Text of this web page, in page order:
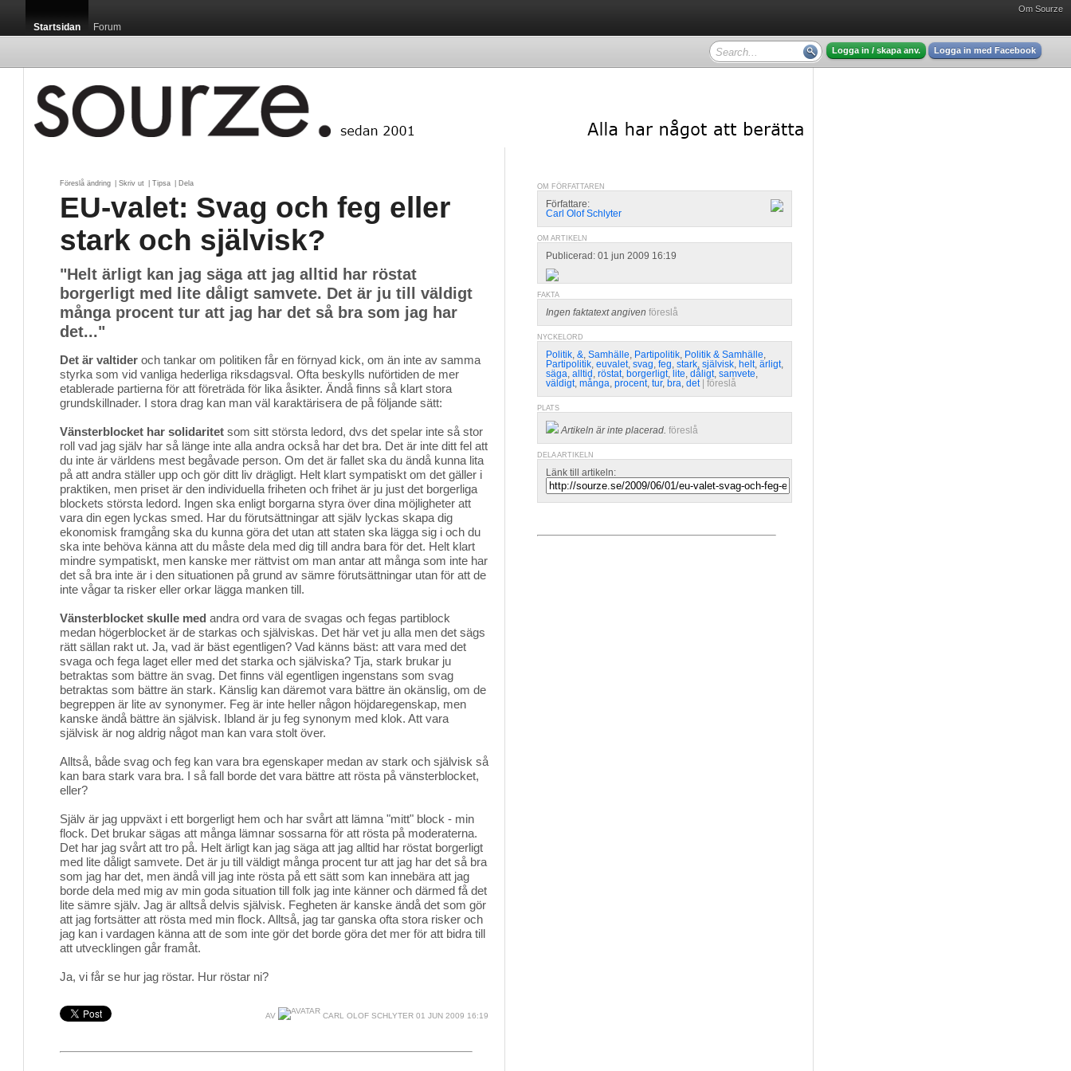
Om Sourze
Startsidan Forum
Logga in / skapa anv. Logga in med Facebook
Föreslå ändring Skriv ut Tipsa Dela
EU-valet: Svag och feg eller
stark och självisk?
"Helt ärligt kan jag säga att jag alltid har röstat
borgerligt med lite dåligt samvete. Det är ju till väldigt
många procent tur att jag har det så bra som jag har
det..."
Det är valtider och tankar om politiken får en förnyad kick, om än inte av samma
styrka som vid vanliga hederliga riksdagsval. Ofta beskylls nuförtiden de mer
etablerade partierna för att företräda för lika åsikter. Ändå finns så klart stora
grundskillnader. I stora drag kan man väl karaktärisera de på följande sätt:
Vänsterblocket har solidaritet som sitt största ledord, dvs det spelar inte så stor
roll vad jag själv har så länge inte alla andra också har det bra. Det är inte ditt fel att
du inte är världens mest begåvade person. Om det är fallet ska du ändå kunna lita
på att andra ställer upp och gör ditt liv drägligt. Helt klart sympatiskt om det gäller i
praktiken, men priset är den individuella friheten och frihet är ju just det borgerliga
blockets största ledord. Ingen ska enligt borgarna styra över dina möjligheter att
vara din egen lyckas smed. Har du förutsättningar att själv lyckas skapa dig
ekonomisk framgång ska du kunna göra det utan att staten ska lägga sig i och du
ska inte behöva känna att du måste dela med dig till andra bara för det. Helt klart
mindre sympatiskt, men kanske mer rättvist om man antar att många som inte har
det så bra inte är i den situationen på grund av sämre förutsättningar utan för att de
inte vågar ta risker eller orkar lägga manken till.
Vänsterblocket skulle med andra ord vara de svagas och fegas partiblock
medan högerblocket är de starkas och själviskas. Det här vet ju alla men det sägs
rätt sällan rakt ut. Ja, vad är bäst egentligen? Vad känns bäst: att vara med det
svaga och fega laget eller med det starka och själviska? Tja, stark brukar ju
betraktas som bättre än svag. Det finns väl egentligen ingenstans som svag
betraktas som bättre än stark. Känslig kan däremot vara bättre än okänslig, om de
begreppen är lite av synonymer. Feg är inte heller någon höjdaregenskap, men
kanske ändå bättre än självisk. Ibland är ju feg synonym med klok. Att vara
självisk är nog aldrig något man kan vara stolt över.
Alltså, både svag och feg kan vara bra egenskaper medan av stark och självisk så
kan bara stark vara bra. I så fall borde det vara bättre att rösta på vänsterblocket,
eller?
Själv är jag uppväxt i ett borgerligt hem och har svårt att lämna "mitt" block - min
flock. Det brukar sägas att många lämnar sossarna för att rösta på moderaterna.
Det har jag svårt att tro på. Helt ärligt kan jag säga att jag alltid har röstat borgerligt
med lite dåligt samvete. Det är ju till väldigt många procent tur att jag har det så bra
som jag har det, men ändå vill jag inte rösta på ett sätt som kan innebära att jag
borde dela med mig av min goda situation till folk jag inte känner och därmed få det
lite sämre själv. Jag är alltså delvis självisk. Fegheten är kanske ändå det som gör
att jag fortsätter att rösta med min flock. Alltså, jag tar ganska ofta stora risker och
jag kan i vardagen känna att de som inte gör det borde göra det mer för att bidra till
att utvecklingen går framåt.
Ja, vi får se hur jag röstar. Hur röstar ni?
AV CARL OLOF SCHLYTER 01 JUN 2009 16:19
OM FÖRFATTAREN
Författare:
Carl Olof Schlyter
OM ARTIKELN
Publicerad: 01 jun 2009 16:19
FAKTA
Ingen faktatext angiven föreslå
NYCKELORD
Politik, &, Samhälle, Partipolitik, Politik & Samhälle,
Partipolitik, euvalet, svag, feg, stark, självisk, helt, ärligt,
säga, alltid , röstat, borgerligt, lite, dåligt, samvete,
väldigt, många, procent, tur, bra, det föreslå
PLATS
Artikeln är inte placerad. föreslå
DELA ARTIKELN
Länk till artikeln: